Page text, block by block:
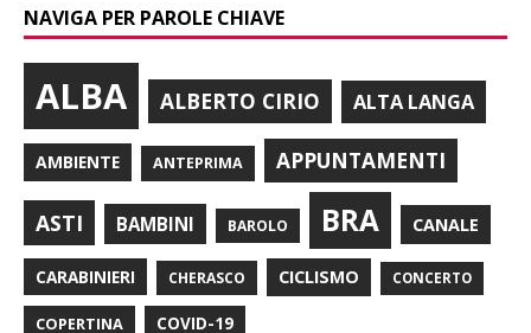
NAVIGA PER PAROLE CHIAVE
ALBA ALBERTO CIRIO ALTA LANGA
AMBIENTE ANTEPRIMA APPUNTAMENTI
ASTI BAMBINI BAROLO BRA CANALE
CARABINIERI CHERASCO CICLISMO CONCERTO
COPERTINA COVID-19